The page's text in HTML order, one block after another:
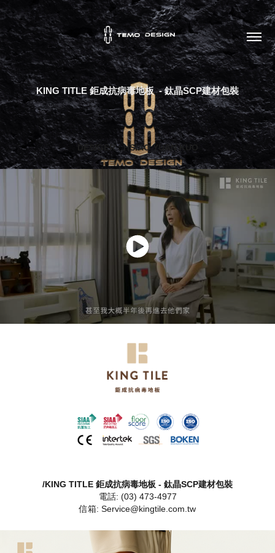
KING TITLE 鉅成抗病毒地板  - 鈦晶SCP建材包裝
DESIGER : HSIAO YUAN KUO
/KING TITLE 鉅成抗病毒地板 - 鈦晶SCP建材包裝
電話: (03) 473-4977
信箱: Service@kingtile.com.tw